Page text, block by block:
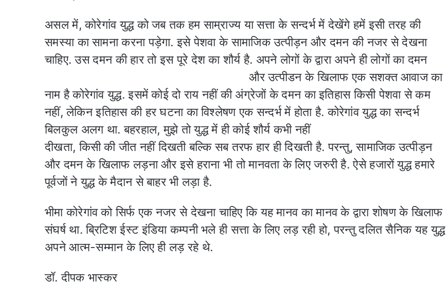
असल में, कोरेगांव युद्ध को जब तक हम साम्राज्य या सत्ता के सन्दर्भ में देखेंगे हमें इसी तरह की
समस्या का सामना करना पड़ेगा. इसे पेशवा के सामाजिक उत्पीड़न और दमन की नजर से देखना
चाहिए. उस दमन की हार तो इस पूरे देश का शौर्य है. अपने लोगों के द्वारा अपनेही लोगों का दमन
और उत्पीडन के खिलाफ एक सशक्त आवाज का
नाम है कोरेगांव युद्ध. इसमें कोई दो राय नहीं की अंग्रेजों के दमन का इतिहास किसी पेशवा से कम
नहीं, लेकिन इतिहास की हर घटना का विश्लेषण एक सन्दर्भ में होता है. कोरेगांव युद्ध का सन्दर्भ
बिलकुल अलग था. बहरहाल, मुझे तो युद्ध में ही कोई शौर्य कभी नहीं
दीखता, किसी की जीत नहीं दिखती बल्कि सब तरफ हार ही दिखती है. परन्तु, सामाजिक उत्पीड़न
और दमन के खिलाफ लड़ना और इसे हराना भी तो मानवता के लिए जरुरी है. ऐसे हजारों युद्ध हमारे
पूर्वजों ने युद्ध के मैदान से बाहर भी लड़ा है.
भीमा कोरेगांव को सिर्फ एक नजर से देखना चाहिए कि यह मानव का मानव के द्वारा शोषण के खिलाफ
संघर्ष था. ब्रिटिश ईस्ट इंडिया कम्पनी भले ही सत्ता के लिए लड़ रही हो, परन्तु दलित सैनिक यह युद्ध
अपने आत्म-सम्मान के लिए ही लड़ रहे थे.
डॉ. दीपक भास्कर